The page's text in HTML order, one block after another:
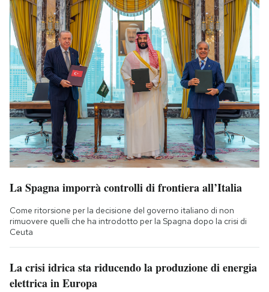
La Spagna imporrà controlli di frontiera all’Italia
Come ritorsione per la decisione del governo italiano di non
rimuovere quelli che ha introdotto per la Spagna dopo la crisi di
Ceuta
La crisi idrica sta riducendo la produzione di energia
elettrica in Europa